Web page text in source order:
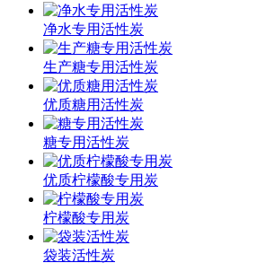
净水专用活性炭
生产糖专用活性炭
优质糖用活性炭
糖专用活性炭
优质柠檬酸专用炭
柠檬酸专用炭
袋装活性炭